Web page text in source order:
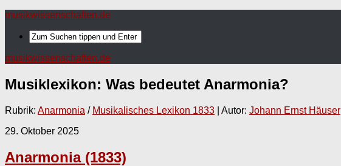
musikwissenschaften.de
musikwissenschaften.de
Musiklexikon: Was bedeutet Anarmonia?
Rubrik: Anarmonia / Musikalisches Lexikon 1833 | Autor: Johann Ernst Häuser
29. Oktober 2025
Anarmonia (1833)